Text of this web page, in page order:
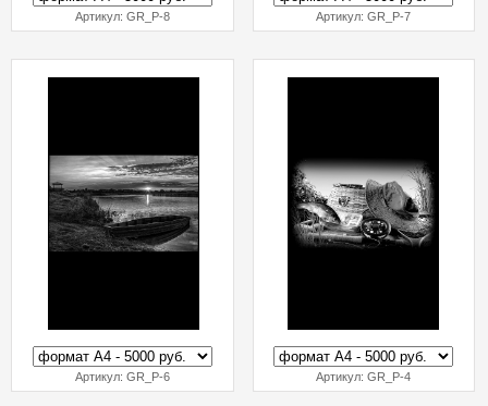
Артикул: GR_P-8 Артикул: GR_P-7
Артикул: GR_P-6 Артикул: GR_P-4